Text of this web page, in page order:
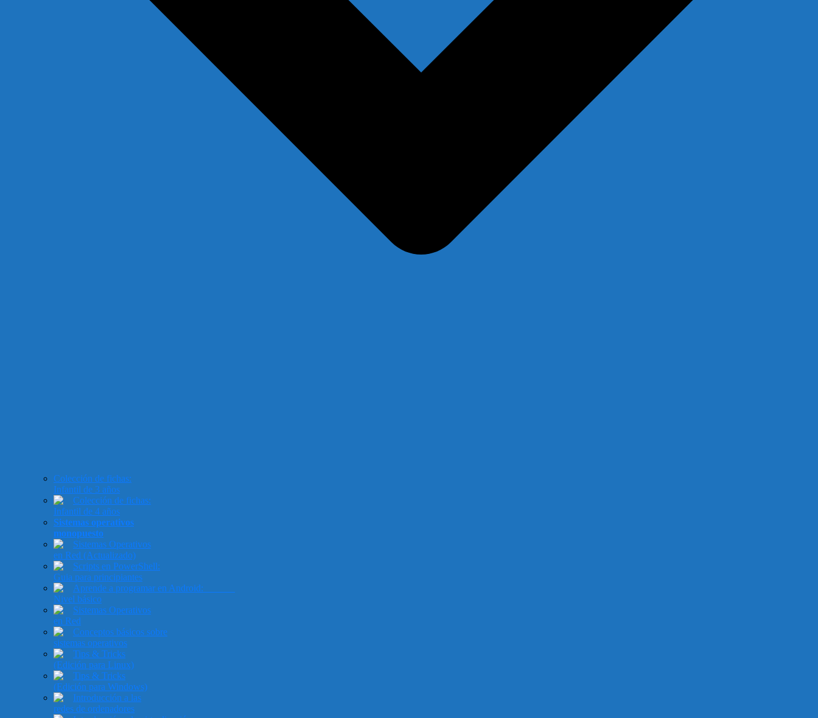
Colección de fichas:
Infantil de 3 años
Colección de fichas:
Infantil de 4 años
Sistemas operativos
monopuesto
Sistemas Operativos
en Red (Actualizado)
Scripts en PowerShell:
Guia para principiantes
Aprende a programar en Android:
Nivel básico
Sistemas Operativos
en Red
Conceptos básicos sobre
sistemas operativos
Tips & Tricks
(Edición para Linux)
Tips & Tricks
(Edición para Windows)
Introducción a las
redes de ordenadores